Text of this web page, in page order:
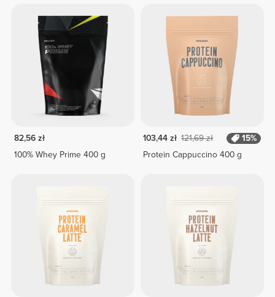
82,56 zł
100% Whey Prime 400 g
103,44 zł 121,69 zł
15%
Protein Cappuccino 400 g